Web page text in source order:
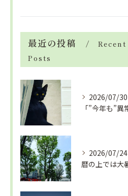
最近の投稿
Recent
Posts
2026/07/30
2026/07/24